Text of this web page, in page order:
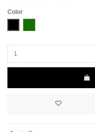
Color